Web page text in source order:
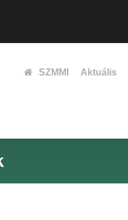
SZMMI Aktuális